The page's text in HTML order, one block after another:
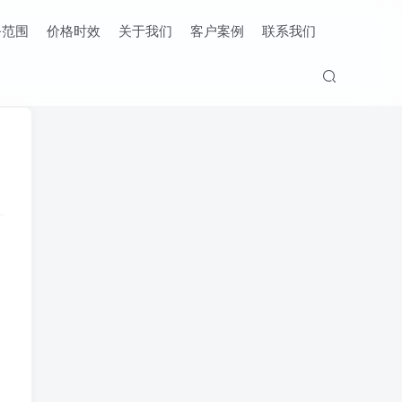
围 价格时效 关于我们 客户案例 联系我们